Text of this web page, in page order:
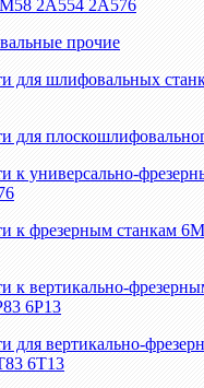
2А554 2А576
прочие
для шлифовальных
для
к универсально-
к фрезерным станкам
к вертикально-
6Р13
для вертикально-
6Т13